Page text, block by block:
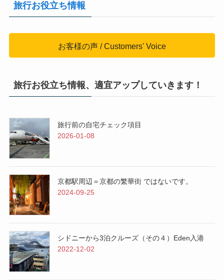
旅行お役立ち情報
お客様の声 / Customers' Voice
旅行お役立ち情報、適宜アップしていきます！
旅行前の自宅チェック項目
2026-01-08
京都駅周辺＝京都の繁華街 ではないです。
2024-09-25
シドニーから3泊クルーズ（その４）Eden入港
2022-12-02